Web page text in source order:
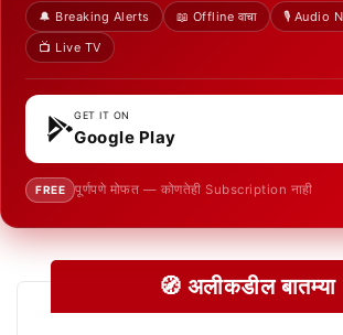
🔔 Breaking Alerts 📖 Offline वाचा
🎙️ Audio
📺 Live TV
GET IT ON
Google Play
FREE पूर्णपणे मोफत — कोणतेही Subscription नाही
🧭 अलीकडील बातम्या